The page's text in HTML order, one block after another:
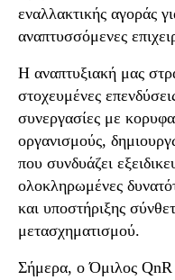
εναλλακτικής αγοράς
αναπτυσσόμενες
Η αναπτυξιακή μας
στοχευμένες
συνεργασίες με
οργανισμούς,
που συνδυάζει
ολοκληρωμένες
και υποστήριξης
μετασχηματισμού.
Σήμερα, ο Όμιλος